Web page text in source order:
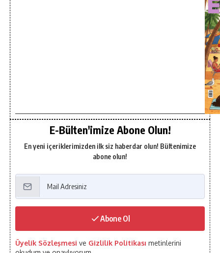
E-Bülten'imize Abone Olun!
En yeni içeriklerimizden ilk siz haberdar olun! Bültenimize
abone olun!
Abone Ol
Üyelik Sözleşmesi ve Gizlilik Politikası metinlerini